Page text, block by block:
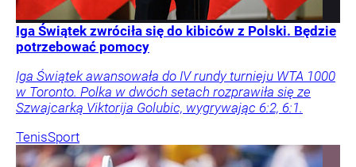
Iga Świątek zwróciła się do kibiców z Polski. Będzie
potrzebować pomocy
Iga Świątek awansowała do IV rundy turnieju WTA 1000
w Toronto. Polka w dwóch setach rozprawiła się ze
Szwajcarką Viktorija Golubic, wygrywając 6:2, 6:1.
TenisSport